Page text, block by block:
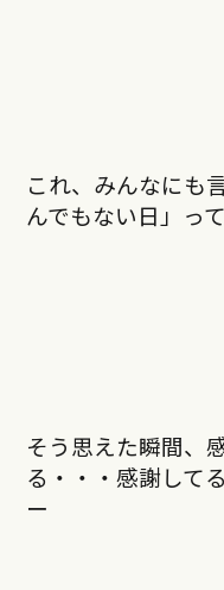
これ、みんなにも
んでもない日」っ
そう思えた瞬間、
る・・・感謝して
ー